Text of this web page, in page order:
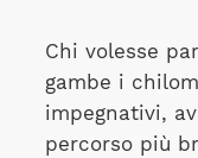
Chi volesse
gambe i
impegnativi,
percorso più